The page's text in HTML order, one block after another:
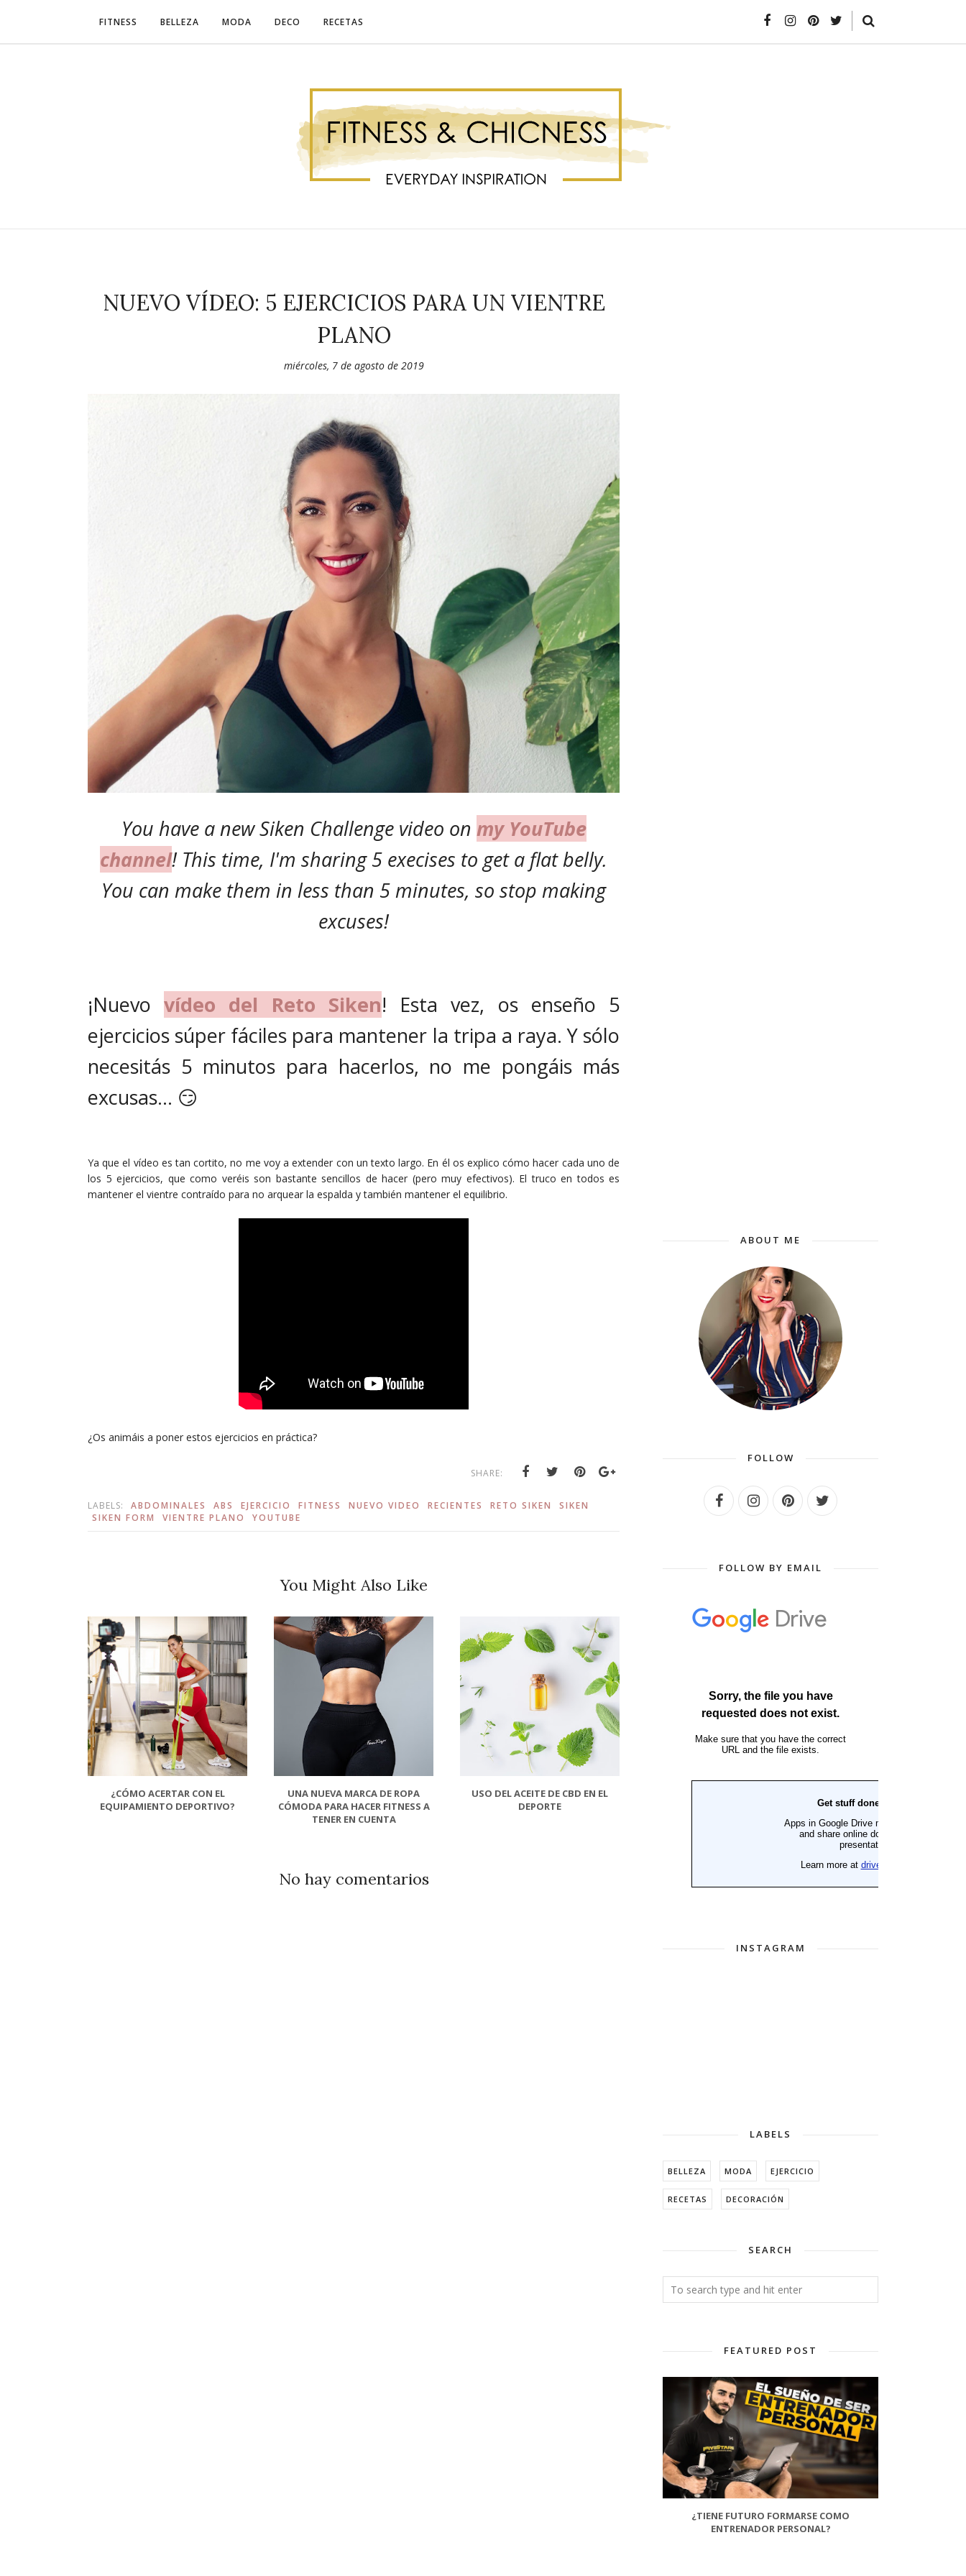
FITNESS BELLEZA MODA DECO RECETAS
NUEVO VÍDEO: 5 EJERCICIOS PARA UN VIENTRE
PLANO
miércoles, 7 de agosto de 2019
You have a new Siken Challenge video on my YouTube
channel! This time, I'm sharing 5 execises to get a flat belly.
You can make them in less than 5 minutes, so stop making
excuses!
¡Nuevovídeo del Reto Siken! Esta vez, os enseño 5
ejercicios súper fáciles para mantener la tripa a raya. Y sólo
necesitás 5 minutos para hacerlos, no me pongáis más
excusas... 😏
Ya que el vídeo es tan cortito, no me voy a extender con un texto largo. En él os explico cómo hacer cada uno de
los 5 ejercicios, que como veréis son bastante sencillos de hacer (pero muy efectivos). El truco en todos es
mantener el vientre contraído para no arquear la espalda y también mantener el equilibrio.
¿Os animáis a poner estos ejercicios en práctica?
SHARE:
LABELS: ABDOMINALES ABS EJERCICIO FITNESS NUEVO VIDEO RECIENTES RETO SIKEN
SIKEN
SIKEN FORM
VIENTRE PLANO YOUTUBE
You Might Also Like
¿CÓMO ACERTAR CON EL
EQUIPAMIENTO DEPORTIVO?
UNA NUEVA MARCA DE ROPA
CÓMODA PARA HACER FITNESS A
TENER EN CUENTA
USO DEL ACEITE DE CBD EN EL
DEPORTE
No hay comentarios
ABOUT ME
FOLLOW
FOLLOW BY EMAIL
INSTAGRAM
LABELS
BELLEZA MODA EJERCICIO
RECETAS DECORACIÓN
SEARCH
FEATURED POST
¿TIENE FUTURO FORMARSE COMO
ENTRENADOR PERSONAL?